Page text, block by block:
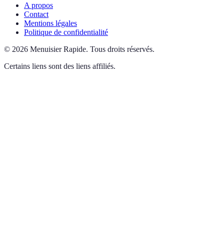
A propos
Contact
Mentions légales
Politique de confidentialité
© 2026 Menuisier Rapide. Tous droits réservés.
Certains liens sont des liens affiliés.